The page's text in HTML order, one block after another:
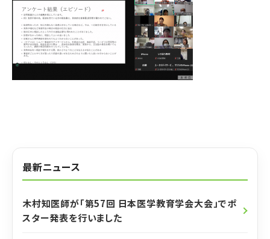
最新ニュース
木村知医師が「第57回 日本医学教育学会大会」でポ
スター発表を行いました